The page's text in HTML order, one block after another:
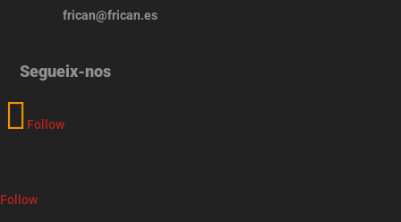
frican@frican.es
Segueix-nos
Follow
Follow